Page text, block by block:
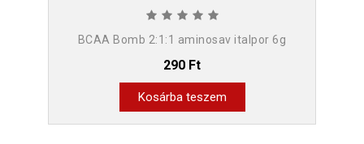
BCAA Bomb 2:1:1 aminosav italpor 6g
290 Ft
Kosárba teszem